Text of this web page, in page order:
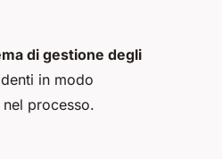
di gestione degli
in modo
processo.